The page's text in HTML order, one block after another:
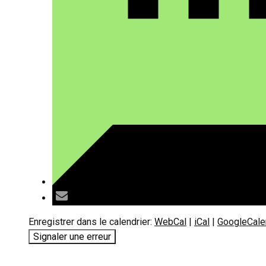
Enregistrer dans le calendrier: WebCal | iCal |
Signaler une erreur